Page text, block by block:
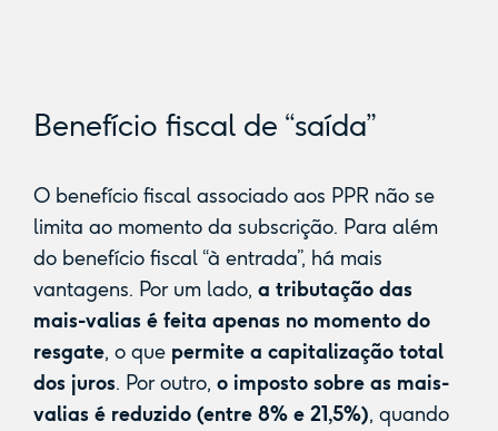
Benefício fiscal de “saída”
O benefício fiscal associado aos PPR não se
limita ao momento da subscrição. Para além
do benefício fiscal “à entrada”, há mais
vantagens. Por um lado, a tributação das
mais-valias é feita apenas no momento do
resgate, o que permite a capitalização total
dos juros. Por outro, o imposto sobre as mais-
valias é reduzido (entre 8% e 21,5%), quando